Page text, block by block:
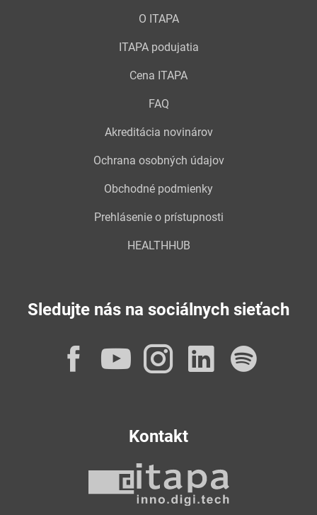
O ITAPA
ITAPA podujatia
Cena ITAPA
FAQ
Akreditácia novinárov
Ochrana osobných údajov
Obchodné podmienky
Prehlásenie o prístupnosti
HEALTHHUB
Sledujte nás na sociálnych sieťach
Facebook
YouTube
Instagram
Kontakt